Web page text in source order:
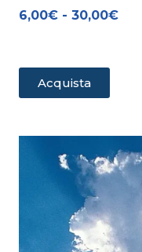
6,00€ - 30,00€
Acquista